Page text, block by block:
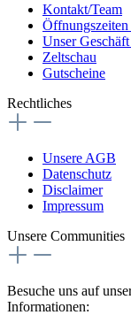
Kontakt/Team
Unser
Zeltschau
Gutscheine
Rechtliches
Unsere AGB
Datenschutz
Disclaimer
Impressum
Unsere Communities
Besuche uns auf
Informationen: